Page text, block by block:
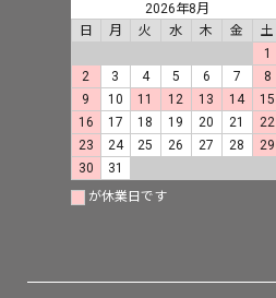
2026年8月
日
月 火 水 木 金
土
1
2
3 4 5 6 7
8
9
10 11 12 13 14
15
16
17 18 19 20 21
22
23
24 25 26 27 28
29
30
31
が休業日です